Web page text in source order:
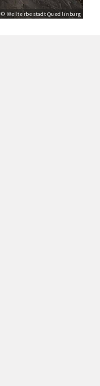
© Welterbestadt Quedlinburg